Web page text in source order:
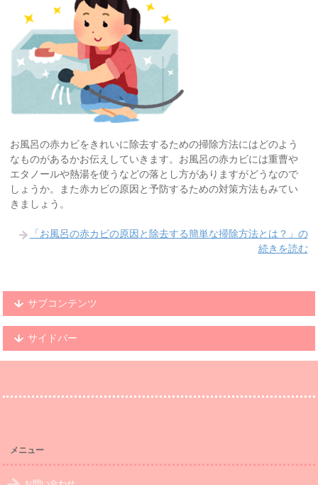
お風呂の赤カビをきれいに除去するための掃除方法にはどのよう
なものがあるかお伝えしていきます。お風呂の赤カビには重曹や
エタノールや熱湯を使うなどの落とし方がありますがどうなので
しょうか。また赤カビの原因と予防するための対策方法もみてい
きましょう。
「お風呂の赤カビの原因と除去する簡単な掃除方法とは？」の
続きを読む
サブコンテンツ
サイドバー
メニュー